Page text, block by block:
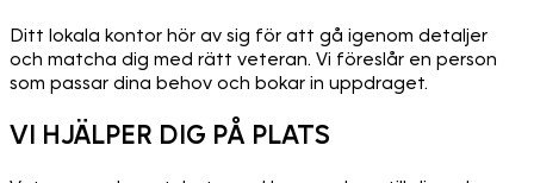
Ditt lokala kontor hör av sig för att gå igenom detaljer
och matcha dig med rätt veteran. Vi föreslår en person
som passar dina behov och bokar in uppdraget.
VI HJÄLPER DIG PÅ PLATS